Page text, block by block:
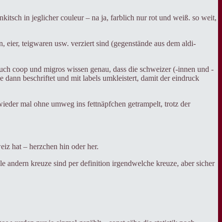
in jeglicher couleur – na ja, farblich nur rot und weiß. so weit,
eier, teigwaren usw. verziert sind (gegenstände aus dem aldi-
coop und migros wissen genau, dass die schweizer (-innen und -
beschriftet und mit labels umkleistert, damit der eindruck
mal ohne umweg ins fettnäpfchen getrampelt, trotz der
hat – herzchen hin oder her.
andern kreuze sind per definition irgendwelche kreuze, aber sicher